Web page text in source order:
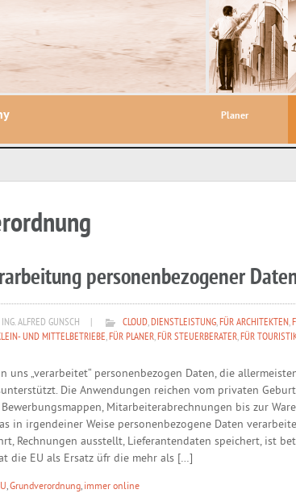
Planer
personenbezogener
ING. ALFRED GUNSCH CLOUD,DIENSTLEISTUNG,FÜR ARCHITEKTEN,
UND MITTELBETRIEBE,FÜR PLANER,FÜR STEUERBERATER,FÜR
uns „verarbeitet“ personenbezogen Daten, die
Die Anwendungen reichen vom privaten
Mitarbeiterabrechnungen bis zur
in irgendeiner Weise personenbezogene Daten
Rechnungen ausstellt, Lieferantendaten speichert, ist
die EU als Ersatz üfr die mehr als […]
,Grundverordnung, immer online